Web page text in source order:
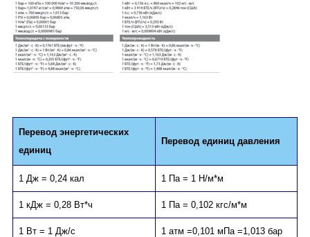
Перевод энергетических
единиц
Перевод единиц давления
1 Дж = 0,24 кал 1 Па = 1 Н/м*м
1 кДж = 0,28 Вт*ч 1 Па = 0,102 кгс/м*м
1 Вт = 1 Дж/с 1 атм =0,101 мПа =1,013 бар